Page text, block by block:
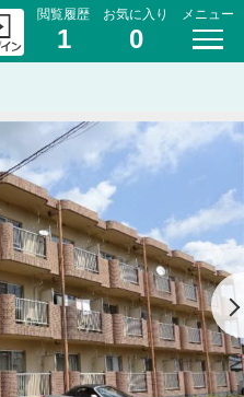
閲覧履歴
1
お気に入り
0
メニュー